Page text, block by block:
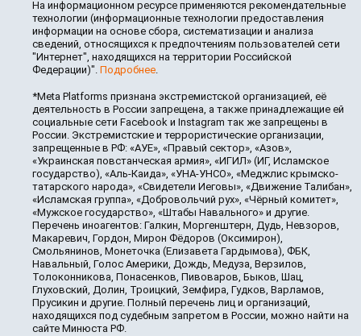
На информационном ресурсе применяются рекомендательные
технологии (информационные технологии предоставления
информации на основе сбора, систематизации и анализа
сведений, относящихся к предпочтениям пользователей сети
"Интернет", находящихся на территории Российской
Федерации)". Подробнее.
*Meta Platforms признана экстремистской организацией, её
деятельность в России запрещена, а также принадлежащие ей
социальные сети Facebook и Instagram так же запрещены в
России. Экстремистские и террористические организации,
запрещенные в РФ: «АУЕ», «Правый сектор», «Азов»,
«Украинская повстанческая армия», «ИГИЛ» (ИГ, Исламское
государство), «Аль-Каида», «УНА-УНСО», «Меджлис крымско-
татарского народа», «Свидетели Иеговы», «Движение Талибан»,
«Исламская группа», «Добровольчий рух», «Чёрный комитет»,
«Мужское государство», «Штабы Навального» и другие.
Перечень иноагентов: Галкин, Моргенштерн, Дудь, Невзоров,
Макаревич, Гордон, Мирон Фёдоров (Оксимирон),
Смольянинов, Монеточка (Елизавета Гардымова), ФБК,
Навальный, Голос Америки, Дождь, Медуза, Верзилов,
Толоконникова, Понасенков, Пивоваров, Быков, Шац,
Глуховский, Долин, Троицкий, Земфира, Гудков, Варламов,
Прусикин и другие. Полный перечень лиц и организаций,
находящихся под судебным запретом в России, можно найти на
сайте Минюста РФ.